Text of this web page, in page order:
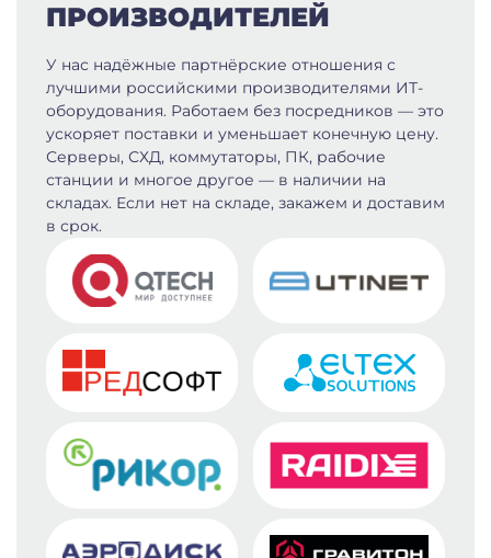
ПРОИЗВОДИТЕЛЕЙ
У нас надёжные партнёрские отношения с
лучшими российскими производителями ИТ-
оборудования. Работаем без посредников — это
ускоряет поставки и уменьшает конечную цену.
Серверы, СХД, коммутаторы, ПК, рабочие
станции и многое другое — в наличии на
складах. Если нет на складе, закажем и доставим
в срок.